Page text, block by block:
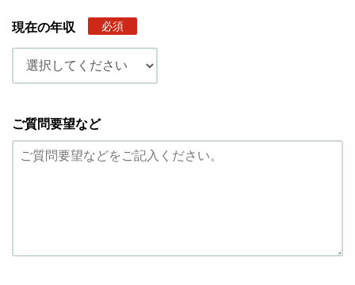
現在の年収 必須
ご質問要望など